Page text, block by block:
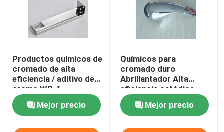
Productos químicos de
cromado de alta
eficiencia / aditivo de
cromo WR-1
Mejor precio
Químicos para
cromado duro
Abrillantador Alta
eficiencia catódica
KCR-25
Mejor precio